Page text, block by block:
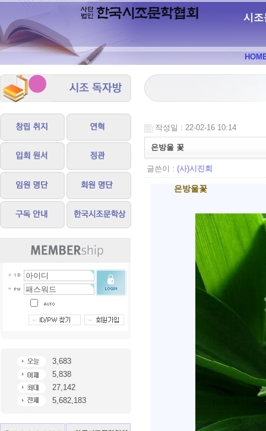
시조
3,683
5,838
27,142
5,682,183
작성일 : 22-02-16 10:14
은방울 꽃
글쓴이 : (사)시진회
은방울꽃